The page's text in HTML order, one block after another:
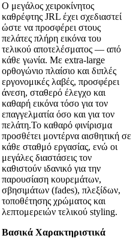
Ο μεγάλος χειροκίνητος
καθρέφτης JRL έχει σχεδιαστεί
ώστε να προσφέρει στους
πελάτες πλήρη εικόνα του
τελικού αποτελέσματος — από
κάθε γωνία. Με extra-large
ορθογώνιο πλαίσιο και διπλές
εργονομικές λαβές, προσφέρει
άνεση, σταθερό έλεγχο και
καθαρή εικόνα τόσο για τον
επαγγελματία όσο και για τον
πελάτη.Το καθαρό φινίρισμα
προσθέτει μοντέρνα αισθητική σε
κάθε σταθμό εργασίας, ενώ οι
μεγάλες διαστάσεις τον
καθιστούν ιδανικό για την
παρουσίαση κουρεμάτων,
σβησιμάτων (fades), πλεξίδων,
τοποθέτησης χρώματος και
λεπτομερειών τελικού styling.
Βασικά Χαρακτηριστικά